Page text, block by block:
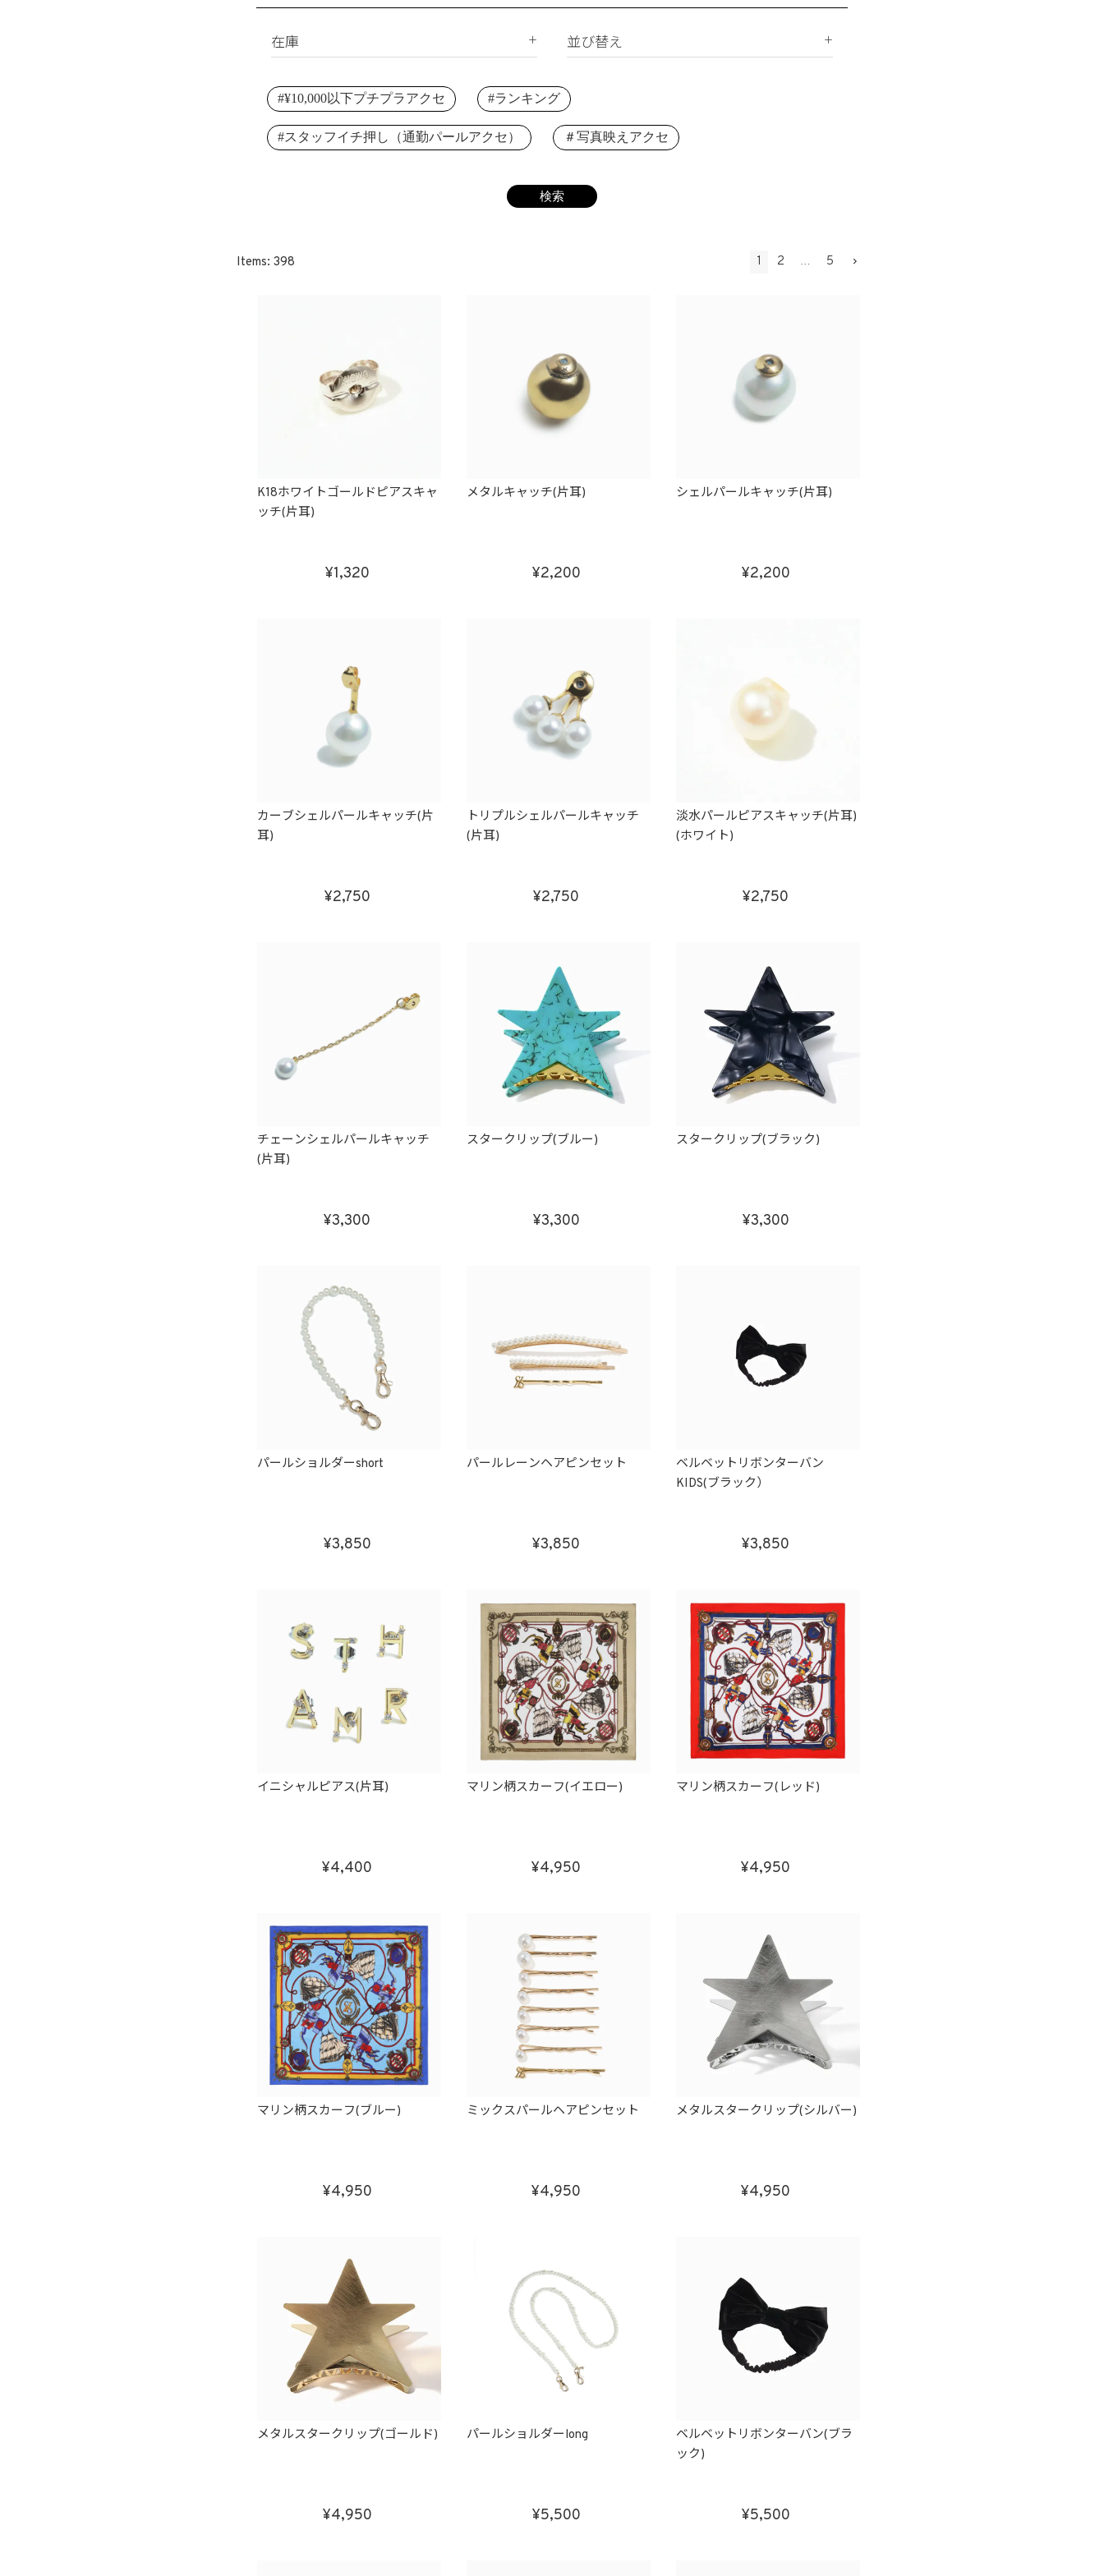
ブレスレット
リング
イニシャル
その他
SET
淡水パール
シェルパール
合成石
ジルコニア
在庫
在庫あり
受注生産
並び替え
価格が高い順
#¥10,000以下プチプラアクセ #ランキング
#スタッフイチ押し（通勤パールアクセ） ＃写真映えアクセ
398 1 2 … 5
K18ホワイトゴールドピアスキャ
ッチ(片耳)
1,320
メタルキャッチ(片耳)
2,200
シェルパールキャッチ(片耳)
2,200
カーブシェルパールキャッチ(片
耳)
2,750
トリプルシェルパールキャッチ
(片耳)
2,750
淡水パールピアスキャッチ(片耳)
(ホワイト)
2,750
チェーンシェルパールキャッチ
(片耳)
3,300
スタークリップ(ブルー)
3,300
スタークリップ(ブラック)
3,300
パールショルダーshort
3,850
パールレーンヘアピンセット
3,850
ベルベットリボンターバン
KIDS(ブラック）
3,850
イニシャルピアス(片耳)
4,400
マリン柄スカーフ(イエロー)
4,950
マリン柄スカーフ(レッド)
4,950
マリン柄スカーフ(ブルー)
4,950
ミックスパールヘアピンセット
4,950
メタルスタークリップ(シルバー)
4,950
メタルスタークリップ(ゴールド)
4,950
パールショルダーlong
5,500
ベルベットリボンターバン(ブラ
ック)
5,500